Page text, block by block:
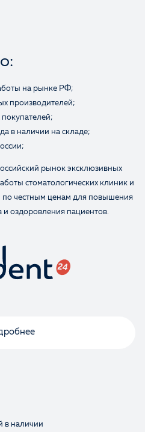
на рынке РФ;
производителей;
в наличии на складе;
рынок эксклюзивных
стоматологических клиник и
по честным ценам для повышения
и оздоровления пациентов.
в наличии